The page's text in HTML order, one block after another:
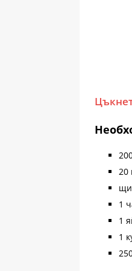
20
1
1
1